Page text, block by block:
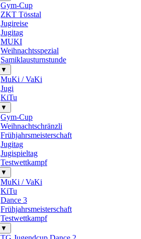
Gym-Cup
ZKT Tösstal
Jugireise
Jugitag
MUKI
Weihnachtsspezial
Samiklausturnstunde
▼
MuKi / VaKi
Jugi
KiTu
▼
Gym-Cup
Weihnachtschränzli
Frühjahrsmeisterschaft
Jugitag
Jugispieltag
Testwettkampf
▼
MuKi / VaKi
KiTu
Dance 3
Frühjahrsmeisterschaft
Testwettkampf
▼